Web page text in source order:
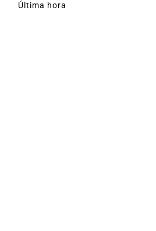
Última hora